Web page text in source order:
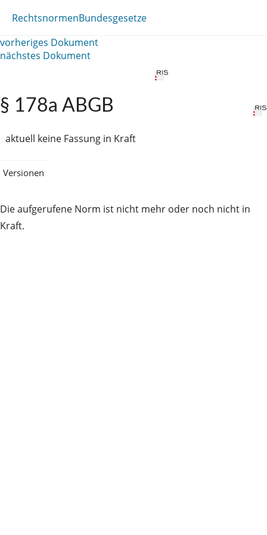
RechtsnormenBundesgesetze
vorheriges Dokument
nächstes Dokument
§ 178a ABGB
aktuell keine Fassung in Kraft
Versionen
Die aufgerufene Norm ist nicht mehr oder noch nicht in
Kraft.